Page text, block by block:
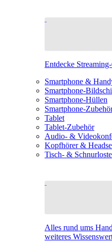
Entdecke
Smartphone &
Smartphone-
Smartphone-Hüllen
Smartphone-
Tablet
Tablet-Zubehör
Audio- &
Kopfhörer &
Tisch- &
Alles rund ums
weiteres